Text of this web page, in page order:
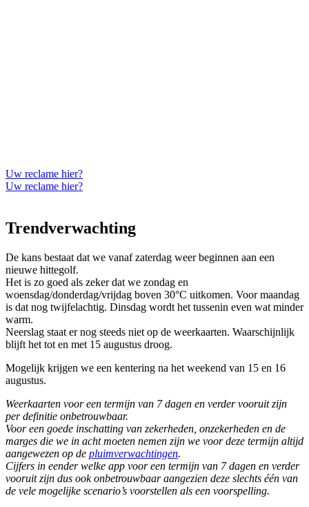
Uw reclame hier?
Uw reclame hier?
Trendverwachting
De kans bestaat dat we vanaf zaterdag weer beginnen aan een
nieuwe hittegolf.
Het is zo goed als zeker dat we zondag en
woensdag/donderdag/vrijdag boven 30°C uitkomen. Voor maandag
is dat nog twijfelachtig. Dinsdag wordt het tussenin even wat minder
warm.
Neerslag staat er nog steeds niet op de weerkaarten. Waarschijnlijk
blijft het tot en met 15 augustus droog.
Mogelijk krijgen we een kentering na het weekend van 15 en 16
augustus.
Weerkaarten voor een termijn van 7 dagen en verder vooruit zijn
per definitie onbetrouwbaar.
Voor een goede inschatting van zekerheden, onzekerheden en de
marges die we in acht moeten nemen zijn we voor deze termijn altijd
aangewezen op de pluimverwachtingen.
Cijfers in eender welke app voor een termijn van 7 dagen en verder
vooruit zijn dus ook onbetrouwbaar aangezien deze slechts één van
de vele mogelijke scenario’s voorstellen als een voorspelling.